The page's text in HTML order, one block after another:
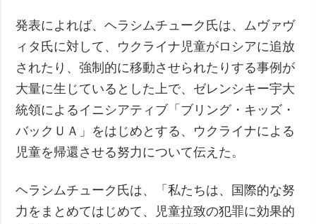
発表によれば、ヘラシムチューク氏は、ムヴァヴ
ィタ氏に対して、ウクライナ児童がロシアに追放
されたり、強制的に移動させられたりする事例が
大量に生じているとした上で、ゼレンシキー宇大
統領によるイニシアティブ「ブリング・キッズ・
バックＵＡ」をはじめとする、ウクライナによる
児童を帰還させる努力について伝えた。
ヘラシムチューク氏は、「私たちは、国際的な努
力をまとめてはじめて、児童拉致の犯罪に効果的